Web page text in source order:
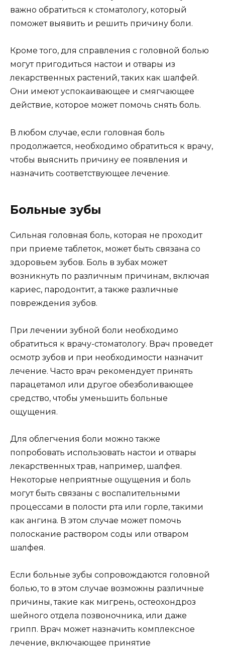
важно обратиться к стоматологу, который
поможет выявить и решить причину боли.
Кроме того, для справления с головной болью
могут пригодиться настои и отвары из
лекарственных растений, таких как шалфей.
Они имеют успокаивающее и смягчающее
действие, которое может помочь снять боль.
В любом случае, если головная боль
продолжается, необходимо обратиться к врачу,
чтобы выяснить причину ее появления и
назначить соответствующее лечение.
Больные зубы
Сильная головная боль, которая не проходит
при приеме таблеток, может быть связана со
здоровьем зубов. Боль в зубах может
возникнуть по различным причинам, включая
кариес, пародонтит, а также различные
повреждения зубов.
При лечении зубной боли необходимо
обратиться к врачу-стоматологу. Врач проведет
осмотр зубов и при необходимости назначит
лечение. Часто врач рекомендует принять
парацетамол или другое обезболивающее
средство, чтобы уменьшить больные
ощущения.
Для облегчения боли можно также
попробовать использовать настои и отвары
лекарственных трав, например, шалфея.
Некоторые неприятные ощущения и боль
могут быть связаны с воспалительными
процессами в полости рта или горле, такими
как ангина. В этом случае может помочь
полоскание раствором соды или отваром
шалфея.
Если больные зубы сопровождаются головной
болью, то в этом случае возможны различные
причины, такие как мигрень, остеохондроз
шейного отдела позвоночника, или даже
грипп. Врач может назначить комплексное
лечение, включающее принятие